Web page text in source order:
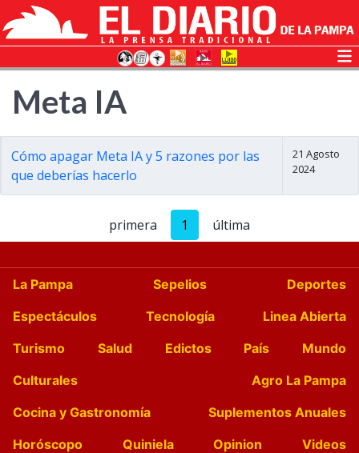
Meta IA
Cómo apagar Meta IA y 5 razones por las
que deberías hacerlo
21 Agosto
2024
primera 1 última
La Pampa Sepelios
Deportes
Espectáculos
Tecnología
Linea Abierta
Turismo
Salud Edictos País
Mundo
Culturales
Agro La Pampa
Cocina y Gastronomía
Suplementos Anuales
Horóscopo
Quiniela Opinion
Videos